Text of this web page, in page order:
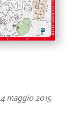
maggio 2015